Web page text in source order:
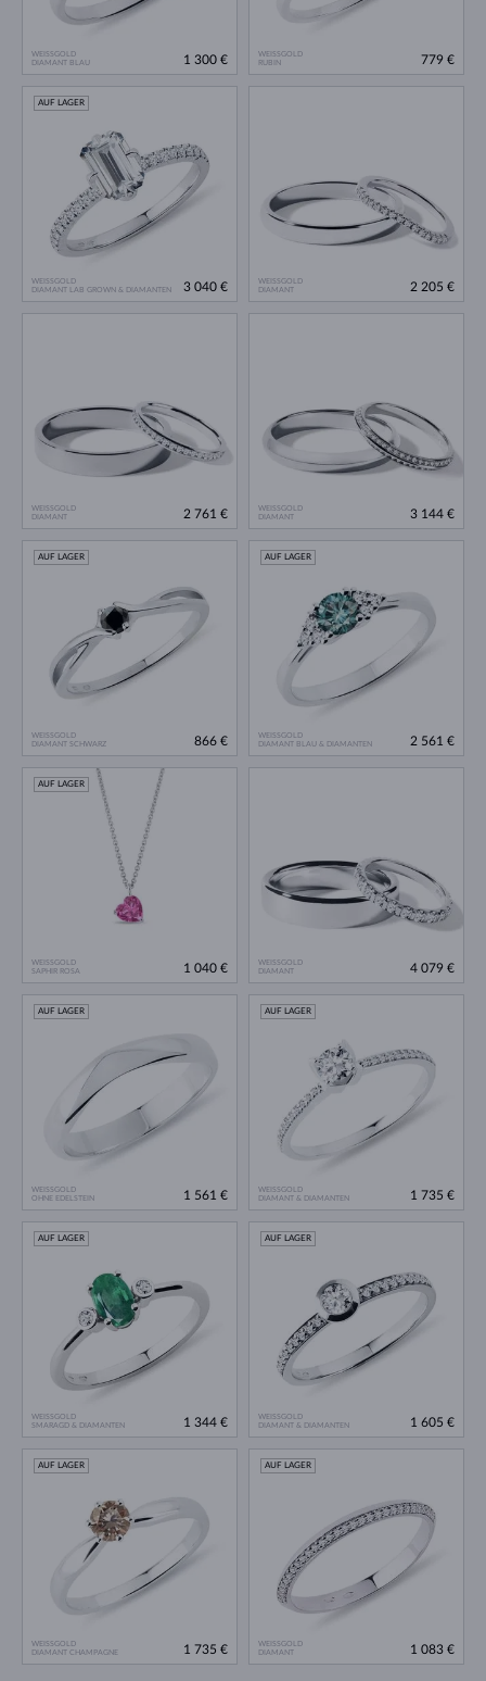
WEISSGOLD
DIAMANT BLAU
1 300 €
WEISSGOLD
RUBIN
779 €
WEISSGOLD
DIAMANT LAB GROWN & DIAMANTEN
AUF LAGER
3 040 €
WEISSGOLD
DIAMANT
2 205 €
WEISSGOLD
DIAMANT
2 761 €
WEISSGOLD
DIAMANT
3 144 €
WEISSGOLD
DIAMANT SCHWARZ
AUF LAGER
866 €
WEISSGOLD
DIAMANT BLAU & DIAMANTEN
AUF LAGER
2 561 €
WEISSGOLD
SAPHIR ROSA
AUF LAGER
1 040 €
WEISSGOLD
DIAMANT
4 079 €
WEISSGOLD
OHNE EDELSTEIN
AUF LAGER
1 561 €
WEISSGOLD
DIAMANT & DIAMANTEN
AUF LAGER
1 735 €
WEISSGOLD
SMARAGD & DIAMANTEN
AUF LAGER
1 344 €
WEISSGOLD
DIAMANT & DIAMANTEN
AUF LAGER
1 605 €
WEISSGOLD
DIAMANT CHAMPAGNE
AUF LAGER
1 735 €
WEISSGOLD
DIAMANT
AUF LAGER
1 083 €